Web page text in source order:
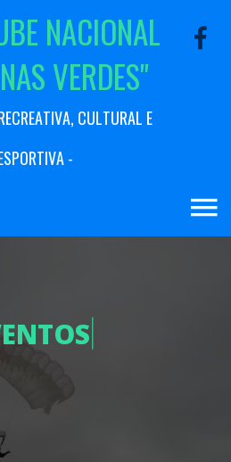
BE NACIONAL
NASVERDES"
ECREATIVA, CULTURAL E
SPORTIVA-
ENTOS